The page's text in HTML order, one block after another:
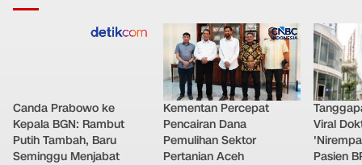
Canda Prabowo ke
Kepala BGN: Rambut
Putih Tambah, Baru
Seminggu Menjabat
Kementan Percepat
Pencairan Dana
Pemulihan Sektor
Pertanian Aceh
Viral
Pasien